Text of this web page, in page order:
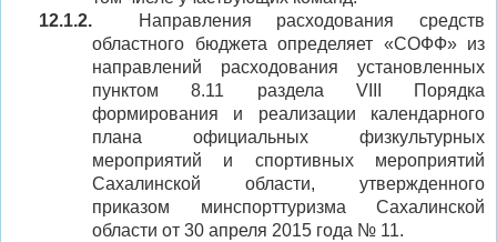
12.1.2.
Направления расходования средств
областного бюджета определяет «СОФФ» из
направлений расходования установленных
пунктом 8.11 раздела VIII Порядка
формирования и реализации календарного
плана официальных физкультурных
мероприятий и спортивных мероприятий
Сахалинской области, утвержденного
приказом минспорттуризма Сахалинской
области от 30 апреля 2015 года № 11.